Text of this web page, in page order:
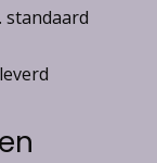
standaard